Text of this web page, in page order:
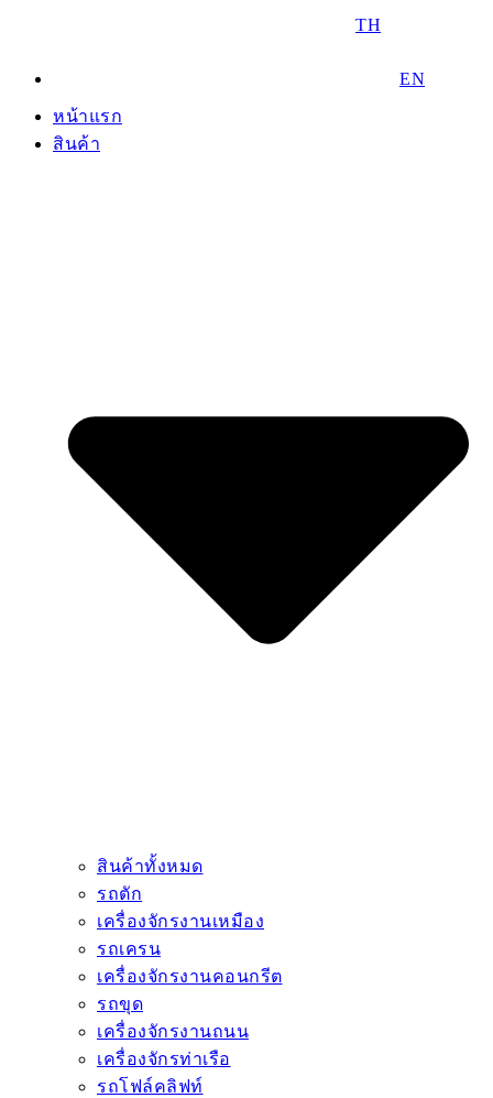
TH
EN
หน้าแรก
สินค้า
สินค้าทั้งหมด
รถตัก
เครื่องจักรงานเหมือง
รถเครน
เครื่องจักรงานคอนกรีต
รถขุด
เครื่องจักรงานถนน
เครื่องจักรท่าเรือ
รถโฟล์คลิฟท์